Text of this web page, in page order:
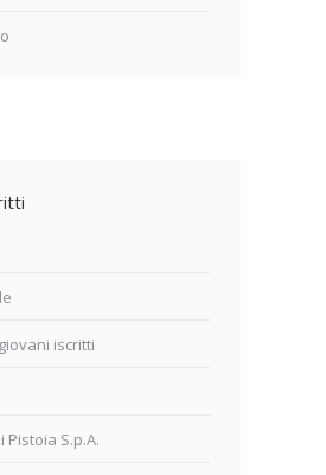
iscritti
S.p.A.